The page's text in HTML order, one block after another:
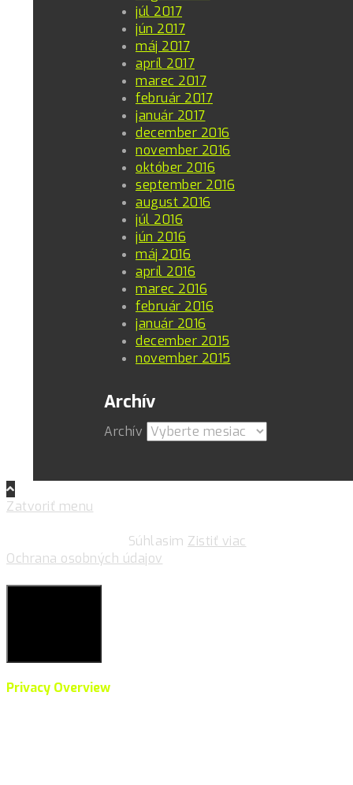
júl 2017
jún 2017
máj 2017
apríl 2017
marec 2017
február 2017
január 2017
december 2016
november 2016
október 2016
september 2016
august 2016
júl 2016
jún 2016
máj 2016
apríl 2016
marec 2016
február 2016
január 2016
december 2015
november 2015
Archív
Archív
Zatvoriť menu
Súhlasim Zistiť viac
Ochrana osobných údajov
Privacy Overview